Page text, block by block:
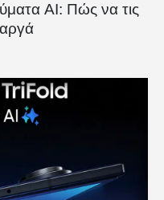
AI: Πώς να τις